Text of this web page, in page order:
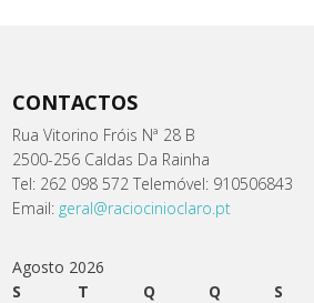
CONTACTOS
Rua Vitorino Fróis Nª 28 B
2500-256 Caldas Da Rainha
Tel: 262 098 572 Telemóvel: 910506843
Email: geral@raciocinioclaro.pt
Agosto 2026
S
T Q Q S